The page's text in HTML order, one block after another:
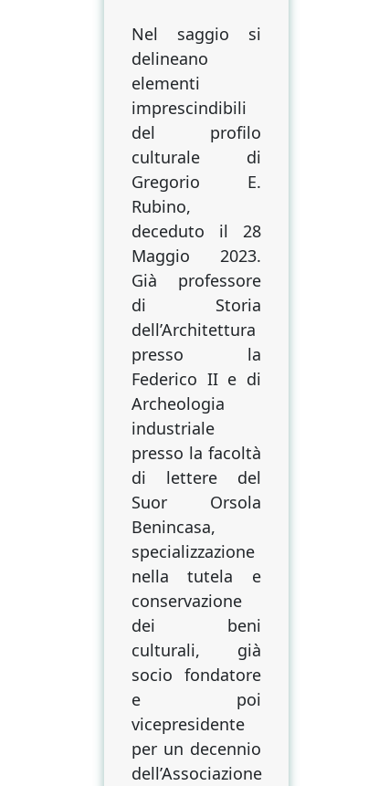
culturali,
politica
nella
vita
di
Gregorio
Nel saggio si
delineano
elementi
imprescindibili
del profilo
culturale di
Gregorio E.
Rubino,
deceduto il 28
Maggio 2023.
Già professore
di Storia
dell’Architettura
presso la
Federico II e di
Archeologia
industriale
presso la facoltà
di lettere del
Suor Orsola
Benincasa,
specializzazione
nella tutela e
conservazione
dei beni
culturali, già
socio fondatore
e poi
vicepresidente
per un decennio
dell’Associazione